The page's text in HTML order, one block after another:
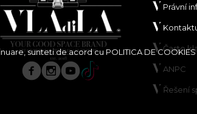
sunteti de acord cu POLITICA DE COOKIES
Právní
Často
ANPC
Řešení